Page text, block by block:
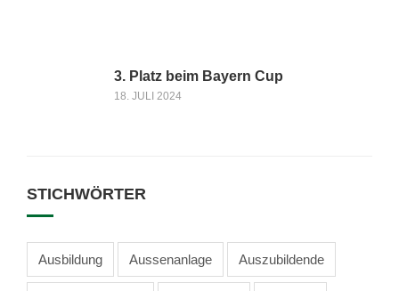
3. Platz beim Bayern Cup
18. JULI 2024
STICHWÖRTER
Ausbildung Aussenanlage Auszubildende